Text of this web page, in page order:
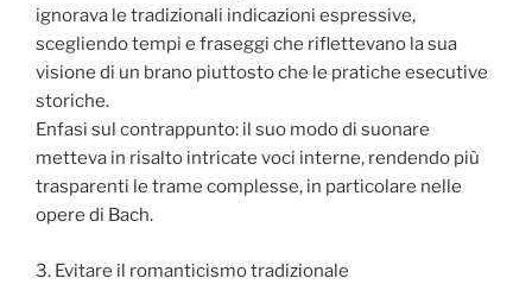
ignorava le tradizionali indicazioni espressive,
scegliendo tempi e fraseggi che riflettevano la sua
visione di un brano piuttosto che le pratiche esecutive
storiche.
Enfasi sul contrappunto: il suo modo di suonare
metteva in risalto intricate voci interne, rendendo più
trasparenti le trame complesse, in particolare nelle
opere di Bach.
3. Evitare il romanticismo tradizionale